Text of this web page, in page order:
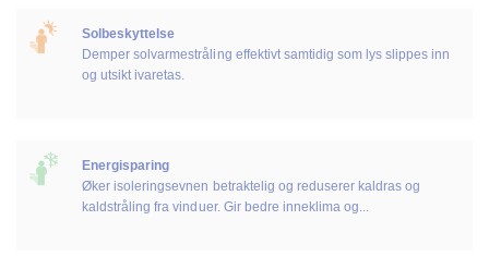
Solbeskyttelse
Demper solvarmestråling effektivt samtidig som lys slippes inn
og utsikt ivaretas.
Energisparing
Øker isoleringsevnen betraktelig og reduserer kaldras og
kaldstråling fra vinduer. Gir bedre inneklima og...